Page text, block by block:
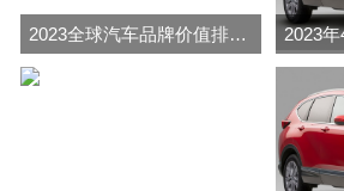
2023全球汽车品牌价值排行榜（Brand Finance